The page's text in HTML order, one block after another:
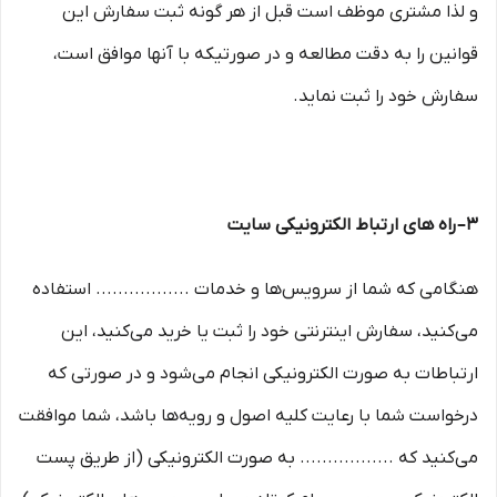
و لذا مشتری موظف است قبل از هر گونه ثبت سفارش این
قوانین را به دقت مطالعه و در صورتیکه با آنها موافق است،
سفارش خود را ثبت نماید.
۳– راه های ارتباط الکترونیکی سایت
هنگامی که شما از سرویس‌‏ها و خدمات ................. استفاده
می‏‌کنید، سفارش اینترنتی خود را ثبت یا خرید می‏‌کنید، این
ارتباطات به صورت الکترونیکی انجام می‏‌شود و در صورتی که
درخواست شما با رعایت کلیه اصول و رویه‏‌ها باشد، شما موافقت
می‌‏کنید که ................. به صورت الکترونیکی (از طریق پست